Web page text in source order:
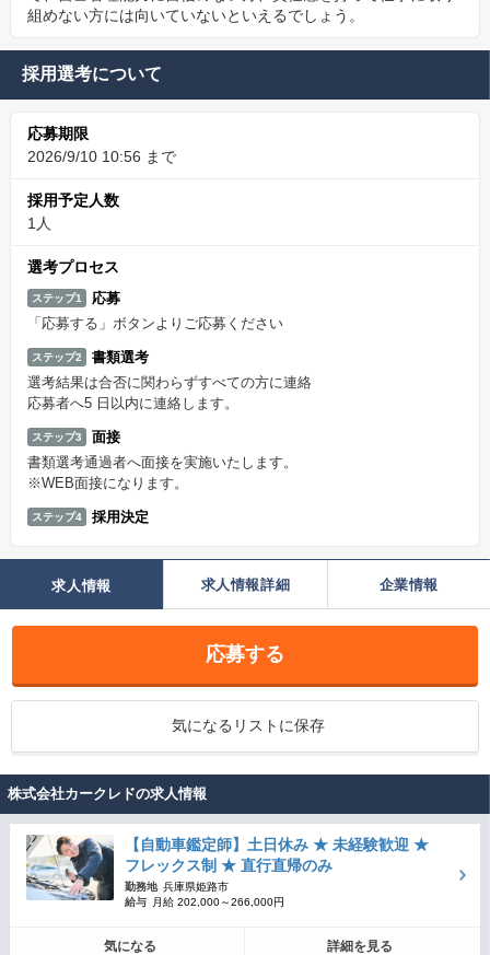
組めない方には向いていないといえるでしょう。
採用選考について
応募期限
2026/9/10 10:56 まで
採用予定人数
1人
選考プロセス
ステップ1
応募
「応募する」ボタンよりご応募ください
ステップ2
書類選考
選考結果は合否に関わらずすべての方に連絡
応募者へ5 日以内に連絡します。
ステップ3
面接
書類選考通過者へ面接を実施いたします。
※WEB面接になります。
ステップ4 採用決定
求人情報 求人情報詳細 企業情報
応募する
気になるリストに保存
株式会社カークレドの求人情報
【自動車鑑定師】土日休み ★ 未経験歓迎 ★
フレックス制 ★ 直行直帰のみ
勤務地 兵庫県姫路市
給与
月給 202,000～266,000円
気になる 詳細を見る